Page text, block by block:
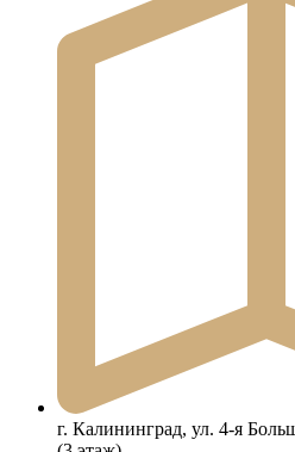
г. Калининград, ул. 4-я